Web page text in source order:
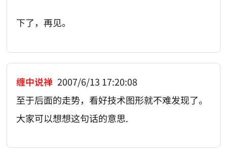
下了，再见。
缠中说禅 2007/6/13 17:20:08
至于后面的走势，看好技术图形就不难发现了。
大家可以想想这句话的意思.